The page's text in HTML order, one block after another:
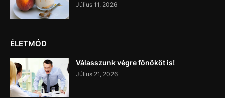
Július 11, 2026
ÉLETMÓD
Válasszunk végre főnököt is!
Július 21, 2026